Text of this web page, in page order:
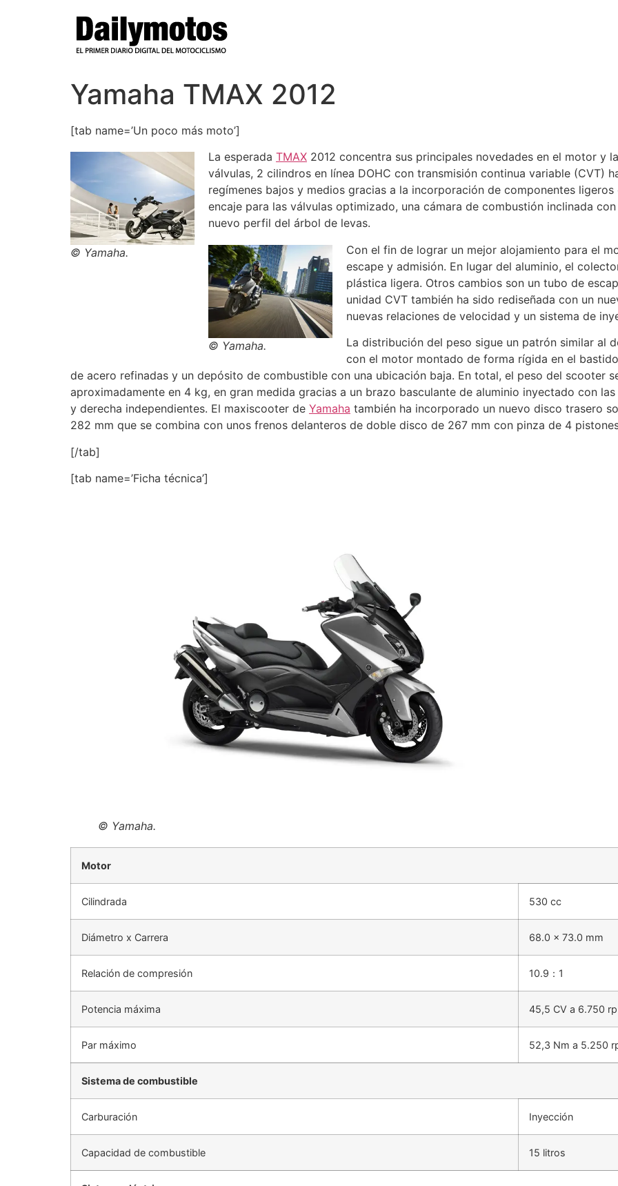
Yamaha TMAX 2012
[tab name=’Un poco más moto’]
© Yamaha.
La esperada TMAX 2012 concentra sus principales novedades en el motor y
válvulas, 2 cilindros en línea DOHC con transmisión continua variable (CVT)
regímenes bajos y medios gracias a la incorporación de componentes
encaje para las válvulas optimizado, una cámara de combustión inclinada
nuevo perfil del árbol de levas.
© Yamaha.
Con el fin de lograr un mejor alojamiento para el
escape y admisión. En lugar del aluminio, el
plástica ligera. Otros cambios son un tubo de
unidad CVT también ha sido rediseñada con un
nuevas relaciones de velocidad y un sistema de
La distribución del peso sigue un patrón similar al
con el motor montado de forma rígida en el
de acero refinadas y un depósito de combustible con una ubicación baja. En total, el peso del scooter
aproximadamente en 4 kg, en gran medida gracias a un brazo basculante de aluminio inyectado con
y derecha independientes. El maxiscooter de Yamaha también ha incorporado un nuevo disco trasero
282 mm que se combina con unos frenos delanteros de doble disco de 267 mm con pinza de 4
[/tab]
[tab name=’Ficha técnica’]
© Yamaha.
Motor
Cilindrada 530 cc
Diámetro x Carrera 68.0 x 73.0 mm
Relación de compresión 10.9：1
Potencia máxima 45,5 CV a 6.750
Par máximo 52,3 Nm a 5.250
Sistema de combustible
Carburación Inyección
Capacidad de combustible 15 litros